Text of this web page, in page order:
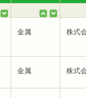
金属 株式
金属 株式